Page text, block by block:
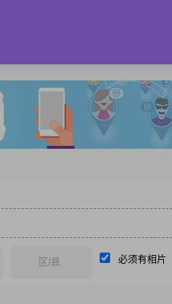
区/县 必须有相片